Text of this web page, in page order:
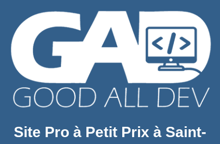
Site Pro à Petit Prix à Saint-